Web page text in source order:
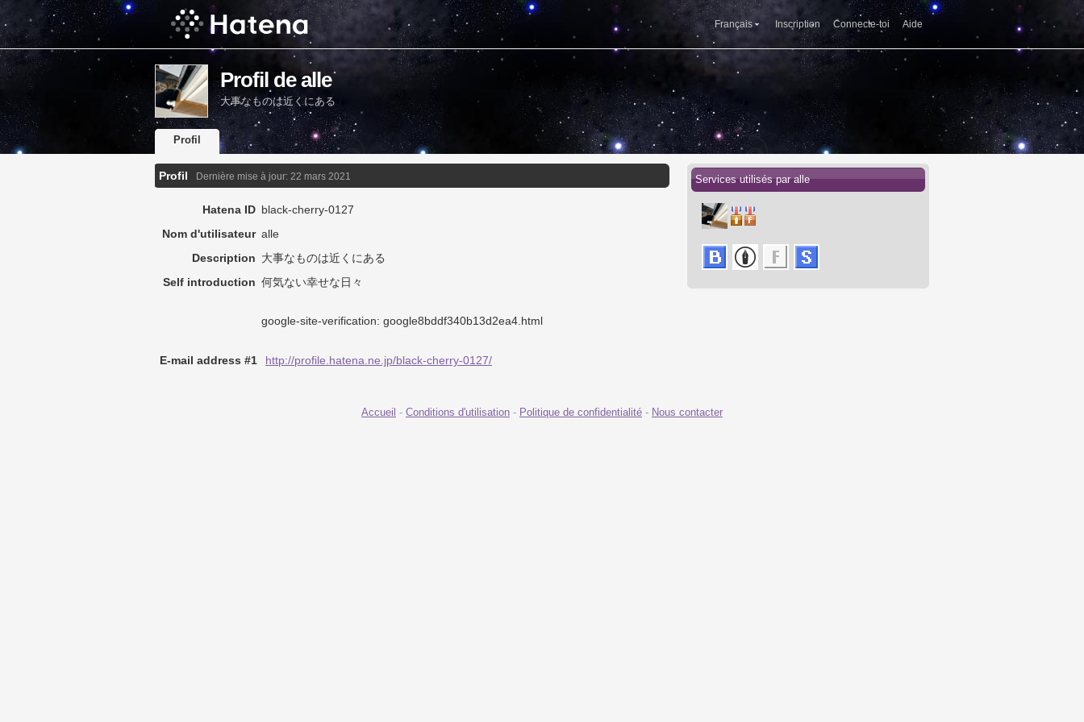
Français Inscription Connecte-toi Aide
Profil de alle
大事なものは近くにある
Profil
Profil Dernière mise à jour: 22 mars 2021
Hatena ID black-cherry-0127
Nom d'utilisateur alle
Description 大事なものは近くにある
Self introduction 何気ない幸せな日々
google-site-verification: google8bddf340b13d2ea4.html
E-mail address #1 http://profile.hatena.ne.jp/black-cherry-0127/
Services utilisés par alle
Accueil - Conditions d'utilisation - Politique de confidentialité - Nous contacter